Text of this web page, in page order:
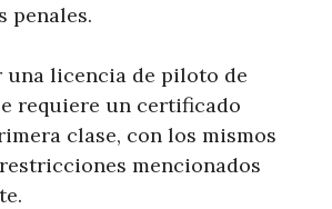
penales.
una licencia de piloto de
requiere un certificado
clase, con los mismos
mencionados